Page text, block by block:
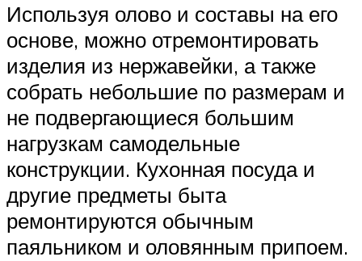
Используя олово и составы на его
основе, можно отремонтировать
изделия из нержавейки, а также
собрать небольшие по размерам и
не подвергающиеся большим
нагрузкам самодельные
конструкции. Кухонная посуда и
другие предметы быта
ремонтируются обычным
паяльником и оловянным припоем.